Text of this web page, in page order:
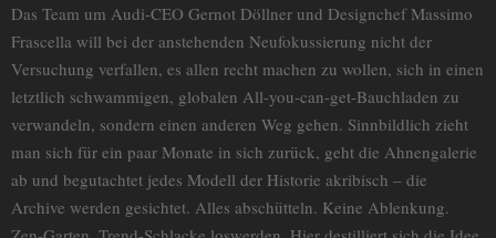
Das Team um Audi-CEO Gernot Döllner und Designchef Massimo
Frascella will bei der anstehenden Neufokussierung nicht der
Versuchung verfallen, es allen recht machen zu wollen, sich in einen
letztlich schwammigen, globalen All-you-can-get-Bauchladen zu
verwandeln, sondern einen anderen Weg gehen. Sinnbildlich zieht
man sich für ein paar Monate in sich zurück, geht die Ahnengalerie
ab und begutachtet jedes Modell der Historie akribisch – die
Archive werden gesichtet. Alles abschütteln. Keine Ablenkung.